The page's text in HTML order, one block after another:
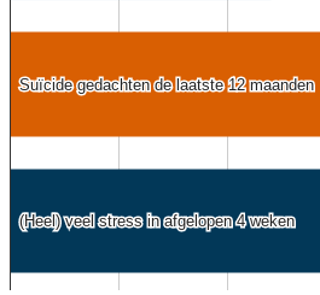
Suïcide gedachten de laatste 12 maanden
Suïcide gedachten de laatste 12 maanden
(Heel) veel stress in afgelopen 4 weken
(Heel) veel stress in afgelopen 4 weken